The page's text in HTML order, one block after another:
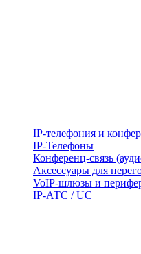
IP-телефония и
IP-Телефоны
Конференц-связь
Аксессуары для
VoIP-шлюзы и
IP-АТС / UC